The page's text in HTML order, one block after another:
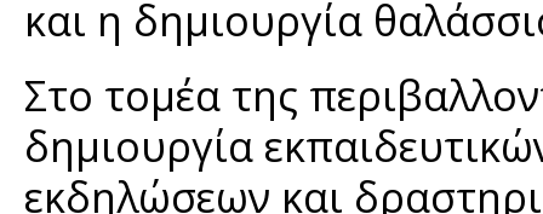
και η δημιουργία
Στο τομέα της
δημιουργία
εκδηλώσεων και